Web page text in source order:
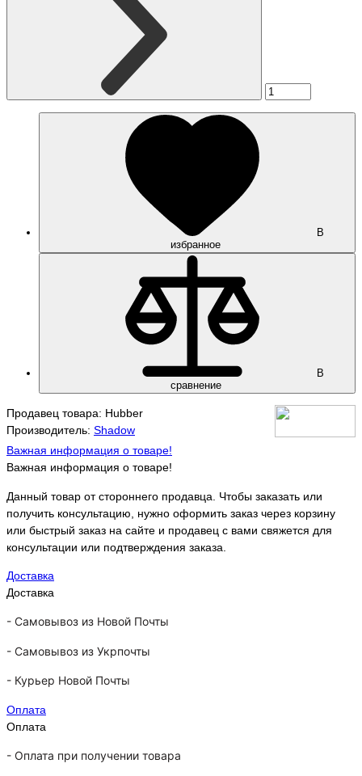
В
избранное
В
сравнение
Продавец товара: Hubber
Производитель: Shadow
Важная информация о товаре!
Важная информация о товаре!
Данный товар от стороннего продавца. Чтобы заказать или
получить консультацию, нужно оформить заказ через корзину
или быстрый заказ на сайте и продавец с вами свяжется для
консультации или подтверждения заказа.
Доставка
Доставка
- Самовывоз из Новой Почты
- Самовывоз из Укрпочты
- Курьер Новой Почты
Оплата
Оплата
- Оплата при получении товара